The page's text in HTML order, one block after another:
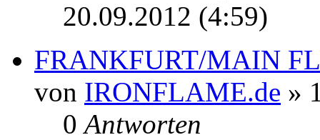
20.09.2012 (4:59)
FRANKFURT/MAIN
von IRONFLAME.de »
0Antworten